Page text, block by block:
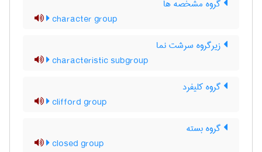
گروه مشخصه ها
character group
زیرگروه سرشت نما
characteristic subgroup
گروه کلیفرد
clifford group
گروه بسته
closed group